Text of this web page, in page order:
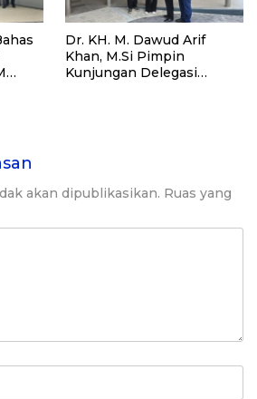
Dr. KH. M. Dawud Arif
Khan, M.Si Pimpin
Kunjungan Delegasi
akan dipublikasikan. Ruas yang